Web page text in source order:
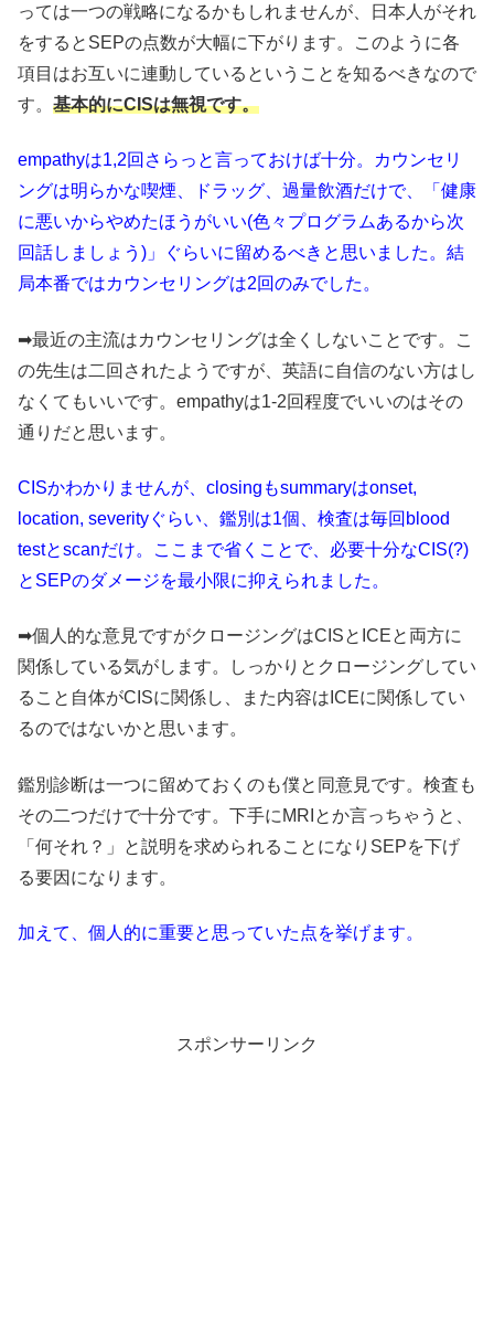
っては一つの戦略になるかもしれませんが、日本人がそれ
をするとSEPの点数が大幅に下がります。このように各
項目はお互いに連動しているということを知るべきなので
す。 基本的にCISは無視です。
empathyは1,2回さらっと言っておけば十分。カウンセリ
ングは明らかな喫煙、ドラッグ、過量飲酒だけで、「健康
に悪いからやめたほうがいい(色々プログラムあるから次
回話しましょう)」ぐらいに留めるべきと思いました。結
局本番ではカウンセリングは2回のみでした。
➡最近の主流はカウンセリングは全くしないことです。こ
の先生は二回されたようですが、英語に自信のない方はし
なくてもいいです。empathyは1-2回程度でいいのはその
通りだと思います。
CISかわかりませんが、closingもsummaryはonset,
location, severityぐらい、鑑別は1個、検査は毎回blood
testとscanだけ。ここまで省くことで、必要十分なCIS(?)
とSEPのダメージを最小限に抑えられました。
➡個人的な意見ですがクロージングはCISとICEと両方に
関係している気がします。しっかりとクロージングしてい
ること自体がCISに関係し、また内容はICEに関係してい
るのではないかと思います。
鑑別診断は一つに留めておくのも僕と同意見です。検査も
その二つだけで十分です。下手にMRIとか言っちゃうと、
「何それ？」と説明を求められることになりSEPを下げ
る要因になります。
加えて、個人的に重要と思っていた点を挙げます。
スポンサーリンク